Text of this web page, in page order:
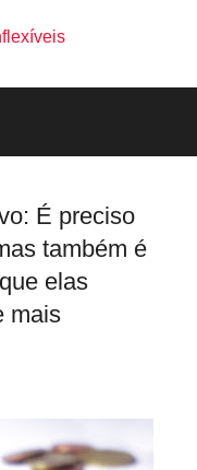
É preciso
também é
elas
mais